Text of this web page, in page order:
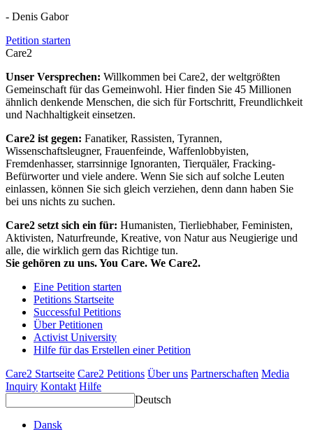
- Denis Gabor
Petition starten
Care2
Unser Versprechen: Willkommen bei Care2, der weltgrößten
Gemeinschaft für das Gemeinwohl. Hier finden Sie 45 Millionen
ähnlich denkende Menschen, die sich für Fortschritt, Freundlichkeit
und Nachhaltigkeit einsetzen.
Care2 ist gegen: Fanatiker, Rassisten, Tyrannen,
Wissenschaftsleugner, Frauenfeinde, Waffenlobbyisten,
Fremdenhasser, starrsinnige Ignoranten, Tierquäler, Fracking-
Befürworter und viele andere. Wenn Sie sich auf solche Leuten
einlassen, können Sie sich gleich verziehen, denn dann haben Sie
bei uns nichts zu suchen.
Care2 setzt sich ein für: Humanisten, Tierliebhaber, Feministen,
Aktivisten, Naturfreunde, Kreative, von Natur aus Neugierige und
alle, die wirklich gern das Richtige tun.
Sie gehören zu uns. You Care. We Care2.
Eine Petition starten
Petitions Startseite
Successful Petitions
Über Petitionen
Activist University
Hilfe für das Erstellen einer Petition
Care2 Startseite Care2 Petitions Über uns Partnerschaften Media
Inquiry Kontakt Hilfe
Deutsch
Dansk